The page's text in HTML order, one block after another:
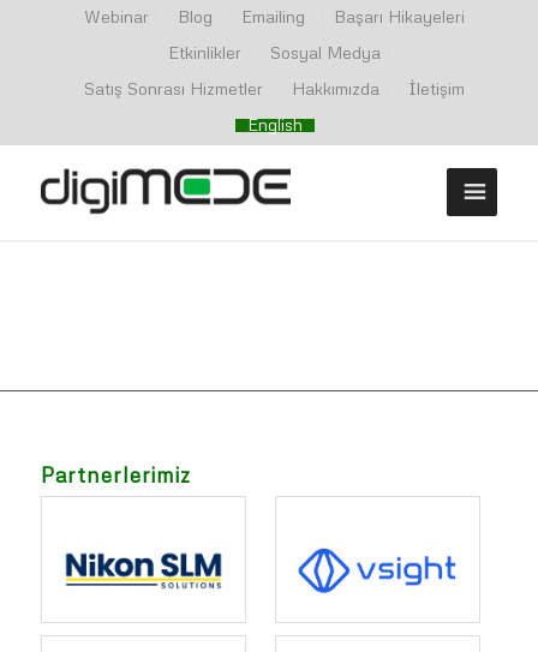
Webinar Blog Emailing
Başarı Hikayeleri
Etkinlikler
Sosyal Medya
Satış Sonrası Hizmetler
Hakkımızda
İletişim
English
Partnerlerimiz